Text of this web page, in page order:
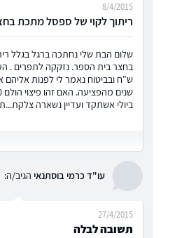
ריתוך לקוי של ספסל מתכת
8/4/2015
שלום הבת שלי נחתכה ברגל בגלל
ביולי אשתקד ועדיין נשארה
עו"ד כרמי בוסתנאי הגיב/ה:
תשובה לבלה
27/4/2015